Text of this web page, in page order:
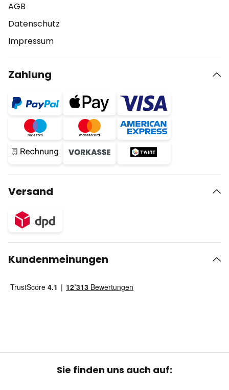
AGB
Datenschutz
Impressum
Zahlung
Versand
Kundenmeinungen
Sie finden uns auch auf: